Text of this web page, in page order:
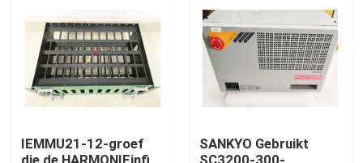
Huis
Producten
Ongeveer ons
IEMMU21-12-groef
SANKYO Gebruikt